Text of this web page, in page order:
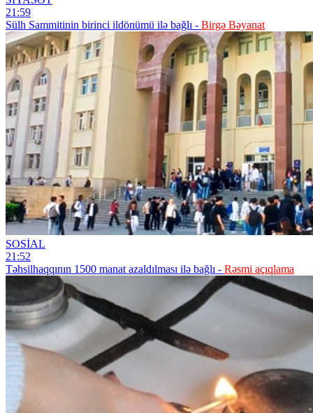
21:59
Sülh Sammitinin birinci ildönümü ilə bağlı - Birgə Bəyanat
SOSİAL
21:52
Təhsilhaqqının 1500 manat azaldılması ilə bağlı - Rəsmi açıqlama